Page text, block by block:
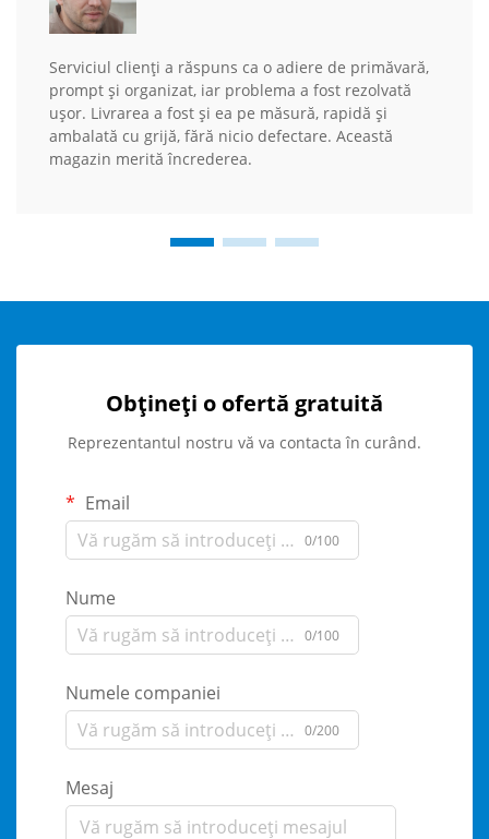
Serviciul clienți a răspuns ca o adiere de primăvară,
prompt și organizat, iar problema a fost rezolvată
ușor. Livrarea a fost și ea pe măsură, rapidă și
ambalată cu grijă, fără nicio defectare. Această
magazin merită încrederea.
Obțineți o ofertă gratuită
Reprezentantul nostru vă va contacta în curând.
Email
0/100
Nume
0/100
Numele companiei
0/200
Mesaj